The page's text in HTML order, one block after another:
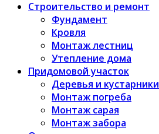
Строительство и ремонт
Фундамент
Кровля
Монтаж лестниц
Утепление дома
Придомовой участок
Деревья и кустарники
Монтаж погреба
Монтаж сарая
Монтаж забора